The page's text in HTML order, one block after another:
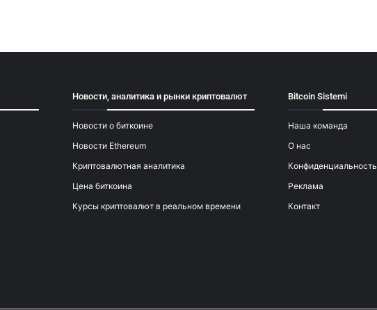
Новости, аналитика и рынки криптовалют
Новости о биткоине
Новости Ethereum
Криптовалютная аналитика
Цена биткоина
Курсы криптовалют в реальном времени
Bitcoin Sistemi
Наша команда
О нас
Конфиденциальность
Реклама
Контакт